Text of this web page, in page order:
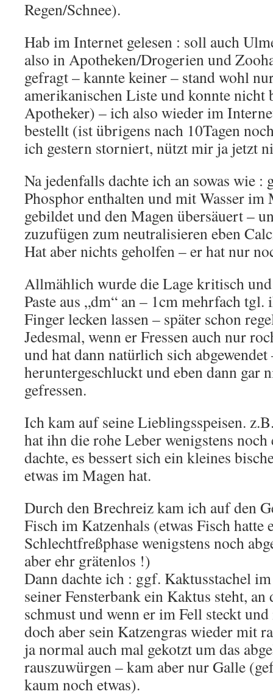
Regen/Schnee).
Hab im Internet gelesen : soll auch
also in Apotheken/Drogerien und
gefragt – kannte keiner – stand wohl
amerikanischen Liste und konnte nicht
Apotheker) – ich also wieder im
bestellt (ist übrigens nach 10Tagen
ich gestern storniert, nützt mir ja jetzt
Na jedenfalls dachte ich an sowas wie :
Phosphor enthalten und mit Wasser im
gebildet und den Magen übersäuert –
zuzufügen zum neutralisieren eben
Hat aber nichts geholfen – er hat nur
Allmählich wurde die Lage kritisch
Paste aus „dm“ an – 1cm mehrfach
Finger lecken lassen – später schon
Jedesmal, wenn er Fressen auch nur
und hat dann natürlich sich
heruntergeschluckt und eben dann
gefressen.
Ich kam auf seine Lieblingsspeisen.
hat ihn die rohe Leber wenigstens
dachte, es bessert sich ein kleines
etwas im Magen hat.
Durch den Brechreiz kam ich auf den
Fisch im Katzenhals (etwas Fisch hatte
Schlechtfreßphase wenigstens noch
aber ehr grätenlos !)
Dann dachte ich : ggf. Kaktusstachel
seiner Fensterbank ein Kaktus steht, an
schmust und wenn er im Fell steckt
doch aber sein Katzengras wieder mit
ja normal auch mal gekotzt um das
rauszuwürgen – kam aber nur Galle
kaum noch etwas).